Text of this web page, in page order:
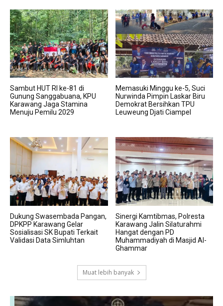
Sambut HUT RI ke-81 di
Gunung Sanggabuana, KPU
Karawang Jaga Stamina
Menuju Pemilu 2029
Memasuki Minggu ke-5, Suci
Nurwinda Pimpin Laskar Biru
Demokrat Bersihkan TPU
Leuweung Djati Ciampel
Dukung Swasembada Pangan,
DPKPP Karawang Gelar
Sosialisasi SK Bupati Terkait
Validasi Data Simluhtan
Sinergi Kamtibmas, Polresta
Karawang Jalin Silaturahmi
Hangat dengan PD
Muhammadiyah di Masjid Al-
Ghammar
Muat lebih banyak